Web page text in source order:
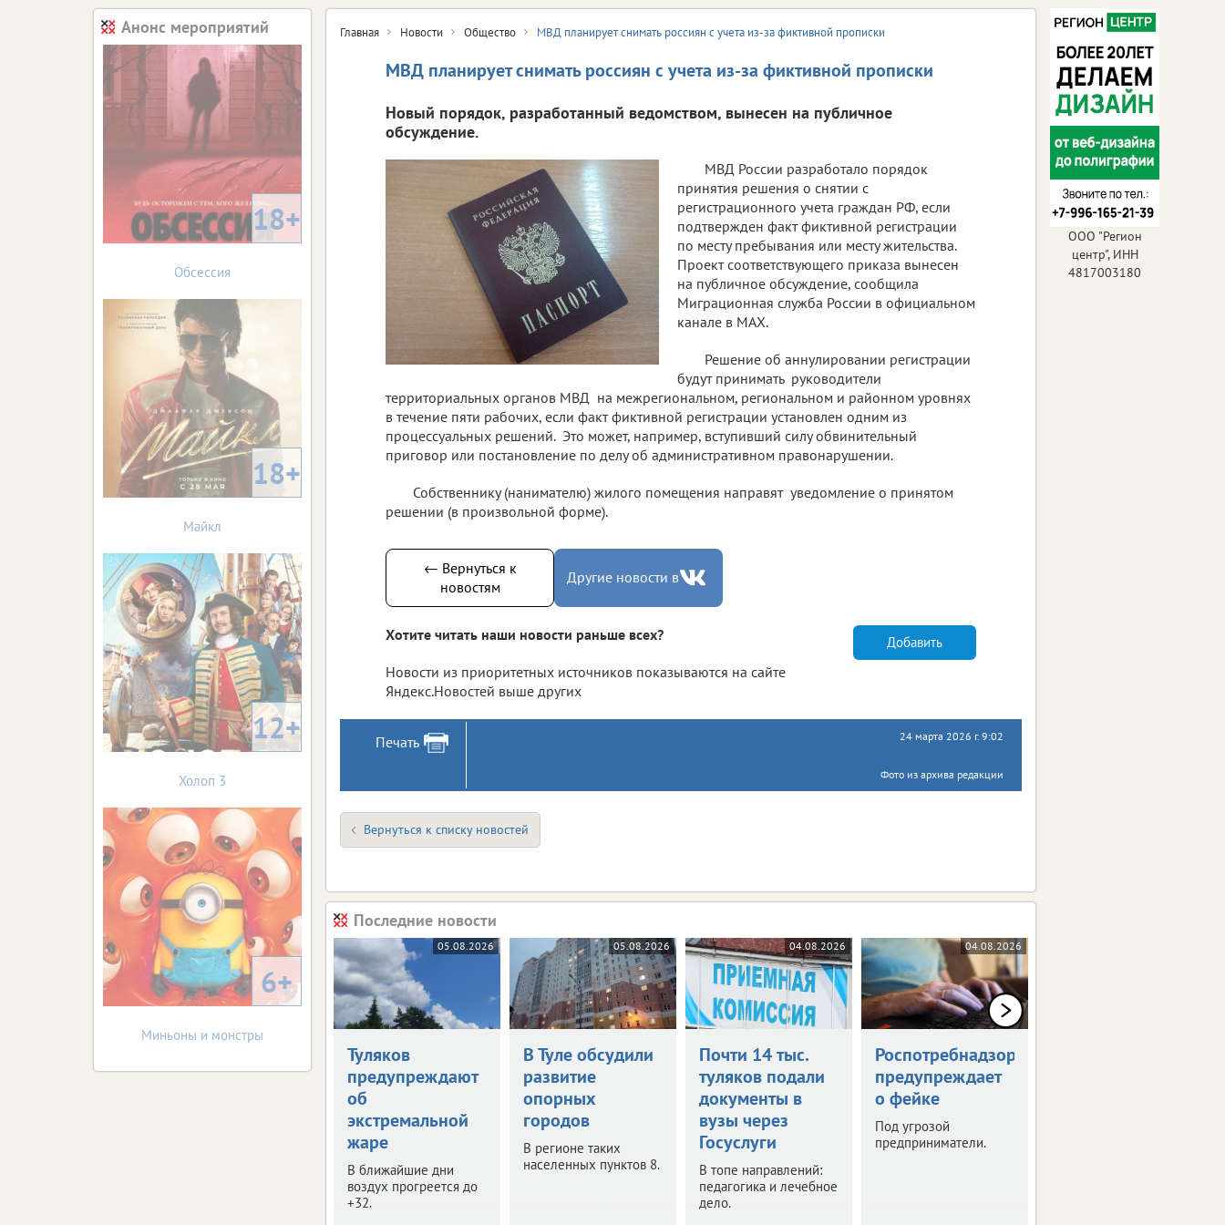
Главная Новости Общество МВД планирует снимать россиян с учета из-за фиктивной прописки
МВД планирует снимать россиян с учета из-за фиктивной прописки
Новый порядок, разработанный ведомством, вынесен на публичное
обсуждение.
МВД России разработало порядок
принятия решения о снятии с
регистрационного учета граждан РФ, если
подтвержден факт фиктивной регистрации
по месту пребывания или месту жительства.
Проект соответствующего приказа вынесен
на публичное обсуждение, сообщила
Миграционная служба России в официальном
канале в МАХ.
Решение об аннулировании регистрации
будут принимать руководители
территориальных органов МВД на межрегиональном, региональном и районном уровнях
в течение пяти рабочих, если факт фиктивной регистрации установлен одним из
процессуальных решений. Это может, например, вступивший силу обвинительный
приговор или постановление по делу об административном правонарушении.
Собственнику (нанимателю) жилого помещения направят уведомление о принятом
решении (в произвольной форме).
← Вернуться к
новостям
Другие новости в
Хотите читать наши новости раньше всех?
Новости из приоритетных источников показываются на сайте
Яндекс.Новостей выше других
Добавить
Печать 24 марта 2026 г. 9:02
Фото из архива редакции
Вернуться к списку новостей
Последние новости
05.08.2026
Туляков
предупреждают
об
экстремальной
жаре
В ближайшие дни
воздух прогреется до
+32.
05.08.2026
В Туле обсудили
развитие
опорных
городов
В регионе таких
населенных пунктов 8.
04.08.2026
Почти 14 тыс.
туляков подали
документы в
вузы через
Госуслуги
В топе направлений:
педагогика и лечебное
дело.
04.08.2026
Роспотребнадзор
предупреждает
о фейке
Под угрозой
предприниматели.
Анонс мероприятий
18+
Обсессия
18+
Майкл
12+
Холоп 3
6+
Миньоны и монстры
ООО "Регион
центр", ИНН
4817003180